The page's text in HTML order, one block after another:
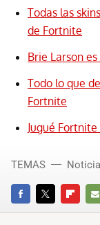
Todas las
de Fortnite
Brie Larson
Todo lo que
Fortnite
Jugué
FACEBOOKTWITTER
E-
TEMAS